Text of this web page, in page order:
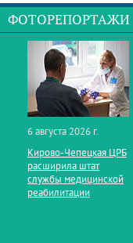
ФОТОРЕПОРТАЖИ
6 августа 2026 г.
Кирово‑Чепецкая ЦРБ
расширила штат
службы медицинской
реабилитации